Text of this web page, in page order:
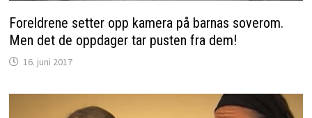
Foreldrene setter opp kamera på barnas soverom.
Men det de oppdager tar pusten fra dem!
16. juni 2017